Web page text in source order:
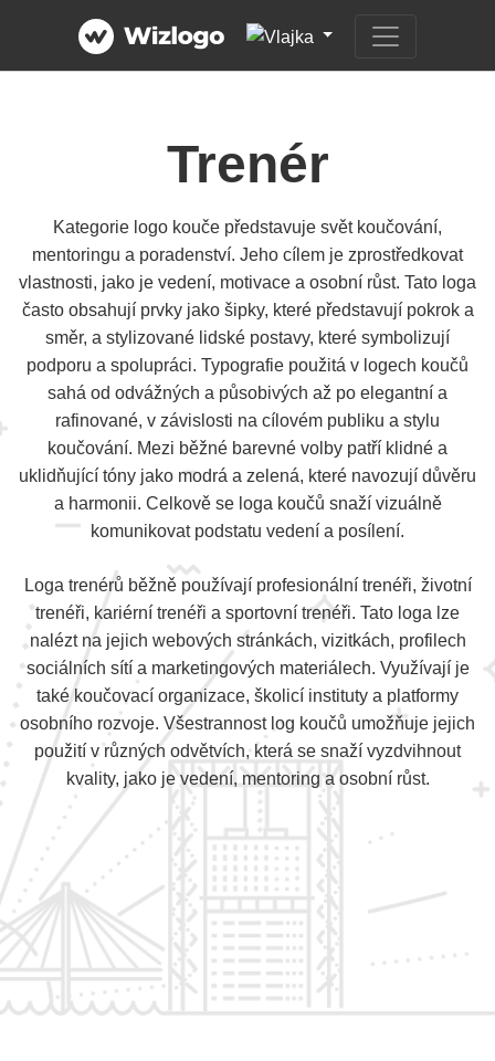
Trenér
Kategorie logo kouče představuje svět koučování,
mentoringu a poradenství. Jeho cílem je zprostředkovat
vlastnosti, jako je vedení, motivace a osobní růst. Tato loga
často obsahují prvky jako šipky, které představují pokrok a
směr, a stylizované lidské postavy, které symbolizují
podporu a spolupráci. Typografie použitá v logech koučů
sahá od odvážných a působivých až po elegantní a
rafinované, v závislosti na cílovém publiku a stylu
koučování. Mezi běžné barevné volby patří klidné a
uklidňující tóny jako modrá a zelená, které navozují důvěru
a harmonii. Celkově se loga koučů snaží vizuálně
komunikovat podstatu vedení a posílení.
Loga trenérů běžně používají profesionální trenéři, životní
trenéři, kariérní trenéři a sportovní trenéři. Tato loga lze
nalézt na jejich webových stránkách, vizitkách, profilech
sociálních sítí a marketingových materiálech. Využívají je
také koučovací organizace, školicí instituty a platformy
osobního rozvoje. Všestrannost log koučů umožňuje jejich
použití v různých odvětvích, která se snaží vyzdvihnout
kvality, jako je vedení, mentoring a osobní růst.